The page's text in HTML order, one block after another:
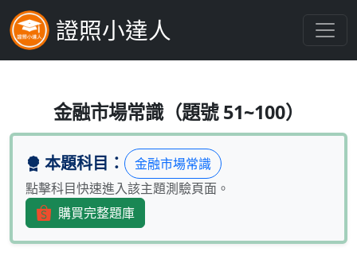
證照小達人
有關國內貨幣市場基金之描述
金融市場常識（題號 51~100）
本題科目：
金融市場常識
點擊科目快速進入該主題測驗頁面。
購買完整題庫